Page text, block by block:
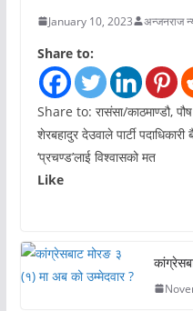
January 10, 2023 अन्जनराज
Share to:
Share to: रासंसा/काठमाण्डौ,
शेरबहादुर देउवाले पार्टी
‘प्रचण्ड’लाई विश्वासको मत
Like